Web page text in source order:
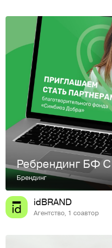
Брендинг
idBRAND
Агентство, 1 соавтор